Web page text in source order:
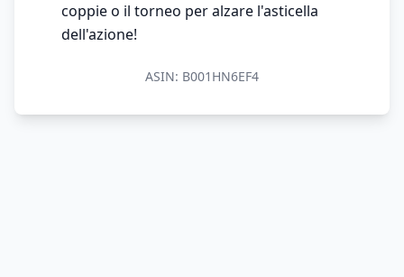
coppie o il torneo per alzare l'asticella
dell'azione!
ASIN: B001HN6EF4